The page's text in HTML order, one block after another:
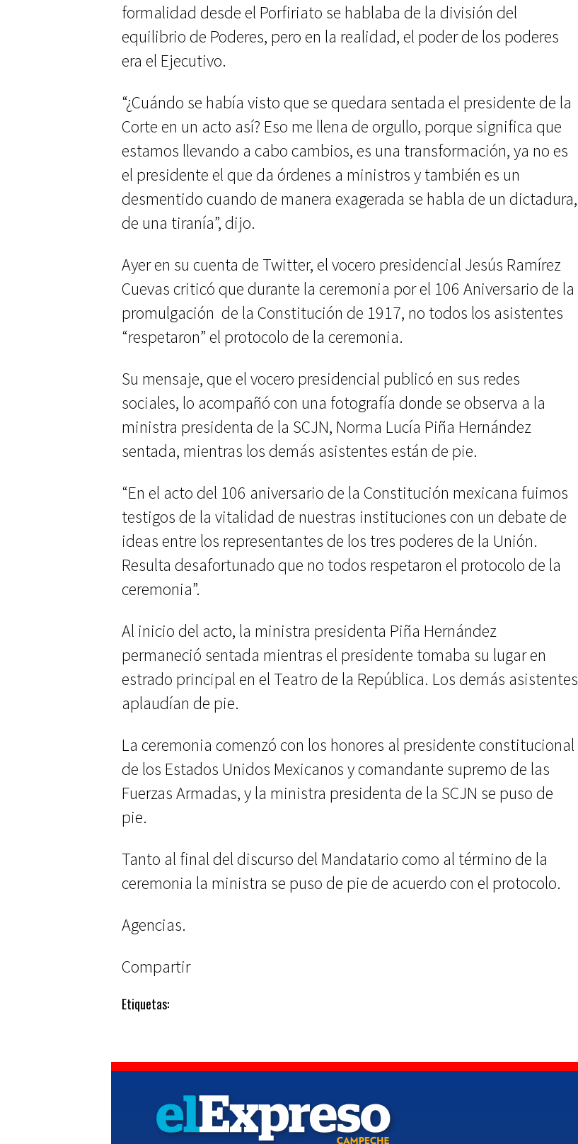
formalidad desde el Porfiriato se hablaba de la división del
equilibrio de Poderes, pero en la realidad, el poder de los poderes
era el Ejecutivo.
“¿Cuándo se había visto que se quedara sentada el presidente de la
Corte en un acto así? Eso me llena de orgullo, porque significa que
estamos llevando a cabo cambios, es una transformación, ya no es
el presidente el que da órdenes a ministros y también es un
desmentido cuando de manera exagerada se habla de un dictadura,
de una tiranía”, dijo.
Ayer en su cuenta de Twitter, el vocero presidencial Jesús Ramírez
Cuevas criticó que durante la ceremonia por el 106 Aniversario de la
promulgación de la Constitución de 1917, no todos los asistentes
“respetaron” el protocolo de la ceremonia.
Su mensaje, que el vocero presidencial publicó en sus redes
sociales, lo acompañó con una fotografía donde se observa a la
ministra presidenta de la SCJN, Norma Lucía Piña Hernández
sentada, mientras los demás asistentes están de pie.
“En el acto del 106 aniversario de la Constitución mexicana fuimos
testigos de la vitalidad de nuestras instituciones con un debate de
ideas entre los representantes de los tres poderes de la Unión.
Resulta desafortunado que no todos respetaron el protocolo de la
ceremonia”.
Al inicio del acto, la ministra presidenta Piña Hernández
permaneció sentada mientras el presidente tomaba su lugar en
estrado principal en el Teatro de la República. Los demás asistentes
aplaudían de pie.
La ceremonia comenzó con los honores al presidente constitucional
de los Estados Unidos Mexicanos y comandante supremo de las
Fuerzas Armadas, y la ministra presidenta de la SCJN se puso de
pie.
Tanto al final del discurso del Mandatario como al término de la
ceremonia la ministra se puso de pie de acuerdo con el protocolo.
Agencias.
Compartir
Etiquetas: